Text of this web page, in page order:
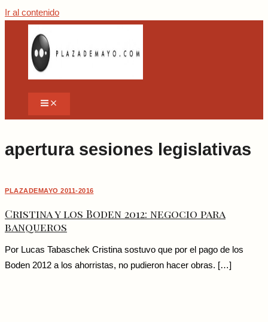
Ir al contenido
apertura sesiones legislativas
PLAZADEMAYO 2011-2016
Cristina y los Boden 2012: negocio para
banqueros
Por Lucas Tabaschek Cristina sostuvo que por el pago de los
Boden 2012 a los ahorristas, no pudieron hacer obras. […]